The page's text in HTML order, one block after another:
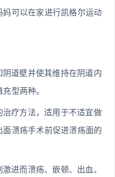
可以在家进行凯格尔运动
道壁并使其维持在阴道内
型两种。
疗方法，适用于不适宜做
溃疡手术前促进溃疡面的
进而溃疡、嵌顿、出血、